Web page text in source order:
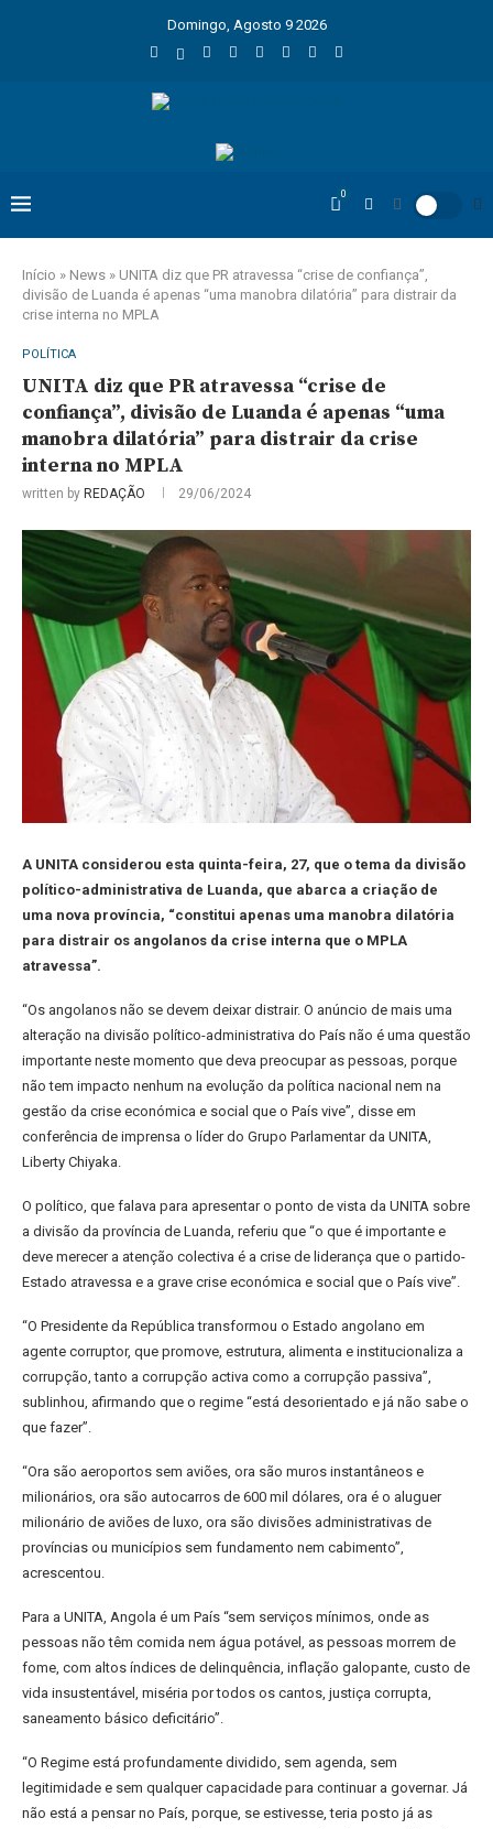
Domingo, Agosto 9 2026
0
Início » News » UNITA diz que PR atravessa “crise de confiança”,
divisão de Luanda é apenas “uma manobra dilatória” para distrair da
crise interna no MPLA
POLÍTICA
UNITA diz que PR atravessa “crise de
confiança”, divisão de Luanda é apenas “uma
manobra dilatória” para distrair da crise
interna no MPLA
written by REDAÇÃO 29/06/2024
A UNITA considerou esta quinta-feira, 27, que o tema da divisão
político-administrativa de Luanda, que abarca a criação de
uma nova província, “constitui apenas uma manobra dilatória
para distrair os angolanos da crise interna que o MPLA
atravessa”.
“Os angolanos não se devem deixar distrair. O anúncio de mais uma
alteração na divisão político-administrativa do País não é uma questão
importante neste momento que deva preocupar as pessoas, porque
não tem impacto nenhum na evolução da política nacional nem na
gestão da crise económica e social que o País vive”, disse em
conferência de imprensa o líder do Grupo Parlamentar da UNITA,
Liberty Chiyaka.
O político, que falava para apresentar o ponto de vista da UNITA sobre
a divisão da província de Luanda, referiu que “o que é importante e
deve merecer a atenção colectiva é a crise de liderança que o partido-
Estado atravessa e a grave crise económica e social que o País vive”.
“O Presidente da República transformou o Estado angolano em
agente corruptor, que promove, estrutura, alimenta e institucionaliza a
corrupção, tanto a corrupção activa como a corrupção passiva”,
sublinhou, afirmando que o regime “está desorientado e já não sabe o
que fazer”.
“Ora são aeroportos sem aviões, ora são muros instantâneos e
milionários, ora são autocarros de 600 mil dólares, ora é o aluguer
milionário de aviões de luxo, ora são divisões administrativas de
províncias ou municípios sem fundamento nem cabimento”,
acrescentou.
Para a UNITA, Angola é um País “sem serviços mínimos, onde as
pessoas não têm comida nem água potável, as pessoas morrem de
fome, com altos índices de delinquência, inflação galopante, custo de
vida insustentável, miséria por todos os cantos, justiça corrupta,
saneamento básico deficitário”.
“O Regime está profundamente dividido, sem agenda, sem
legitimidade e sem qualquer capacidade para continuar a governar. Já
não está a pensar no País, porque, se estivesse, teria posto já as